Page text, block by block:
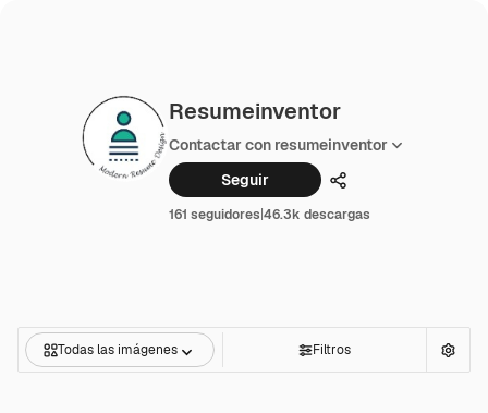
Resumeinventor
Contactar con resumeinventor
Seguir
Compartir
161 seguidores|46.3k descargas
Todas las imágenes Filtros